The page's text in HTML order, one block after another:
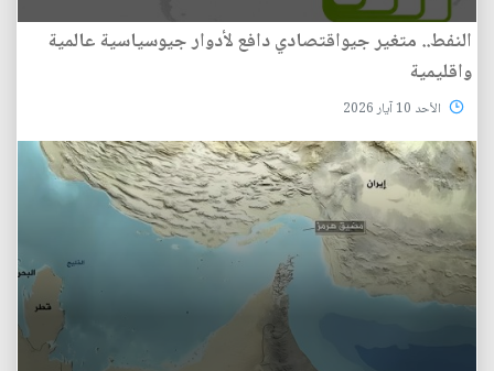
النفط.. متغير جيواقتصادي دافع لأدوار جيوسياسية عالمية
واقليمية
الأحد 10 آيار 2026